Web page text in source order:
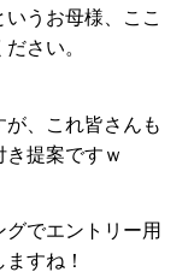
うお母様、ここ
さい。
が、これ皆さんも
提案ですｗ
でエントリー用
すね！